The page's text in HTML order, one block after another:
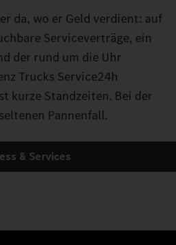
da, wo er Geld verdient: auf
Serviceverträge, ein
der rund um die Uhr
Trucks Service24h
kurze Standzeiten. Bei der
Pannenfall.
& Services